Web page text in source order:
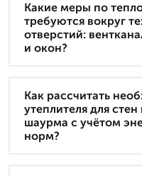
Какие меры по
требуются вокруг
отверстий:
и окон?
Как рассчитать
утеплителя для
шаурма с учётом
норм?